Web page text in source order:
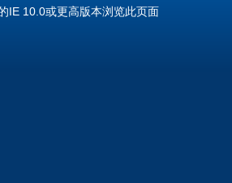
IE 10.0或更高版本浏览此页面